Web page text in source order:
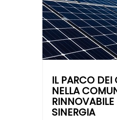
IL PARCO
NELLA
SINERGIA